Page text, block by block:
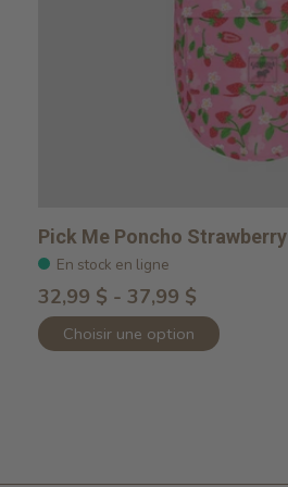
Pick Me Poncho Strawberry
En stock en ligne
32,99 $ - 37,99 $
Choisir une option